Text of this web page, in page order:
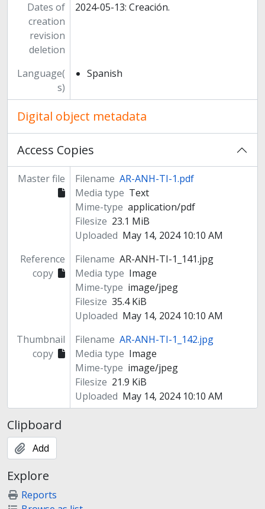
Dates of
creation
revision
deletion
2024-05-13: Creación.
Language(
s)
Spanish
Digital object metadata
Access Copies
Master file Filename AR-ANH-TI-1.pdf
Media type Text
Mime-type application/pdf
Filesize 23.1 MiB
Uploaded May 14, 2024 10:10 AM
Reference
copy
Filename AR-ANH-TI-1_141.jpg
Media type Image
Mime-type image/jpeg
Filesize 35.4 KiB
Uploaded May 14, 2024 10:10 AM
Thumbnail
copy
Filename AR-ANH-TI-1_142.jpg
Media type Image
Mime-type image/jpeg
Filesize 21.9 KiB
Uploaded May 14, 2024 10:10 AM
Clipboard
Add
Explore
Reports